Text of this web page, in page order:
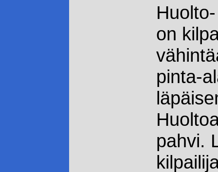
on
pinta-
pahvi.